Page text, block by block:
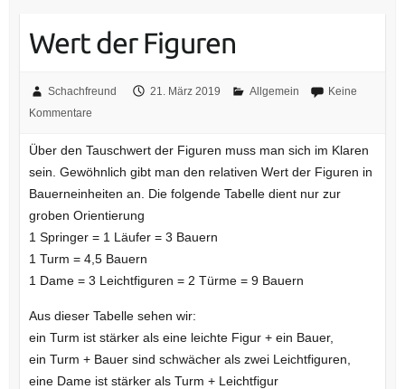
Wert der Figuren
Schachfreund 21. März 2019 Allgemein
Keine
Kommentare
Über den Tauschwert der Figuren muss man sich im Klaren
sein. Gewöhnlich gibt man den relativen Wert der Figuren in
Bauerneinheiten an. Die folgende Tabelle dient nur zur
groben Orientierung
1 Springer = 1 Läufer = 3 Bauern
1 Turm = 4,5 Bauern
1 Dame = 3 Leichtfiguren = 2 Türme = 9 Bauern
Aus dieser Tabelle sehen wir:
ein Turm ist stärker als eine leichte Figur + ein Bauer,
ein Turm + Bauer sind schwächer als zwei Leichtfiguren,
eine Dame ist stärker als Turm + Leichtfigur